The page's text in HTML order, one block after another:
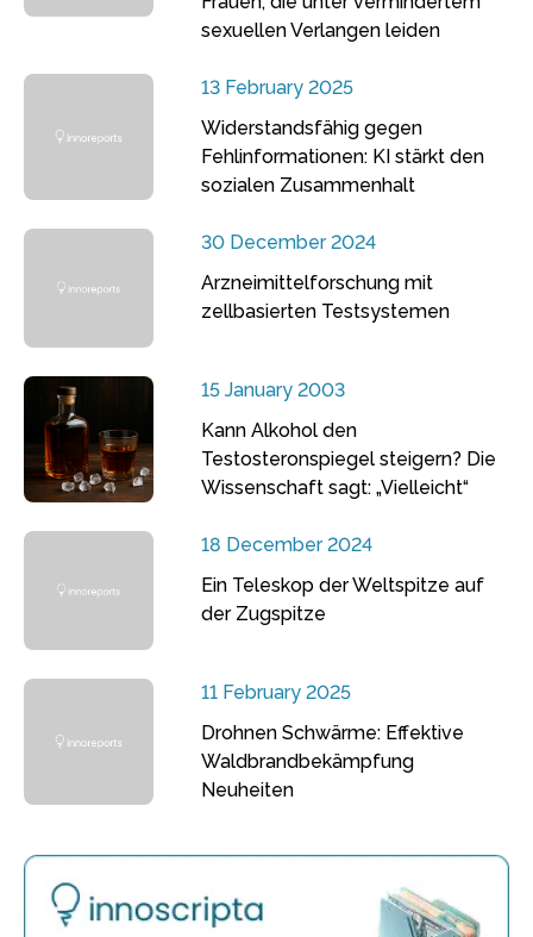
sexuellen Verlangen leiden
13 February 2025
Widerstandsfähig gegen
Fehlinformationen: KI stärkt den
sozialen Zusammenhalt
30 December 2024
Arzneimittelforschung mit
zellbasierten Testsystemen
15 January 2003
Kann Alkohol den
Testosteronspiegel steigern? Die
Wissenschaft sagt: „Vielleicht“
18 December 2024
Ein Teleskop der Weltspitze auf
der Zugspitze
11 February 2025
Drohnen Schwärme: Effektive
Waldbrandbekämpfung
Neuheiten